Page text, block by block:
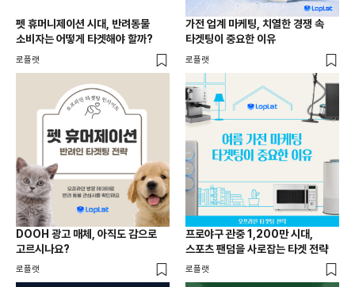
펫 휴머니제이션 시대, 반려동물
소비자는 어떻게 타겟해야 할까?
로플랫
가전 업계 마케팅, 치열한 경쟁 속
타겟팅이 중요한 이유
로플랫
DOOH 광고 매체, 아직도 감으로
고르시나요?
로플랫
프로야구 관중 1,200만 시대,
스포츠 팬덤을 사로잡는 타겟 전략
로플랫